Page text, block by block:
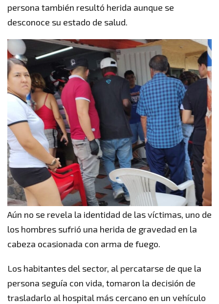
persona también resultó herida aunque se
desconoce su estado de salud.
Aún no se revela la identidad de las víctimas, uno de
los hombres sufrió una herida de gravedad en la
cabeza ocasionada con arma de fuego.
Los habitantes del sector, al percatarse de que la
persona seguía con vida, tomaron la decisión de
trasladarlo al hospital más cercano en un vehículo